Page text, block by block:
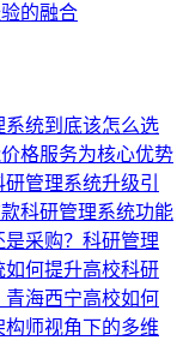
的融合
系统到底该怎么选
格服务为核心优势
研管理系统升级引
科研管理系统功能
是采购？科研管理
如何提升高校科研
海西宁高校如何
师视角下的多维